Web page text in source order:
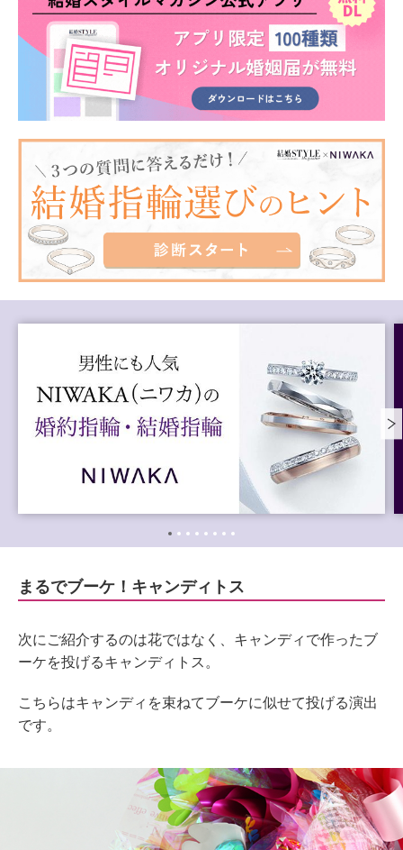
まるでブーケ！キャンディトス
次にご紹介するのは花ではなく、キャンディで作ったブ
ーケを投げるキャンディトス。
こちらはキャンディを束ねてブーケに似せて投げる演出
です。